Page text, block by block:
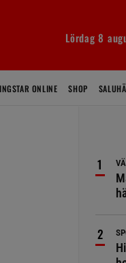
Lördag 8
ONLINE SHOP